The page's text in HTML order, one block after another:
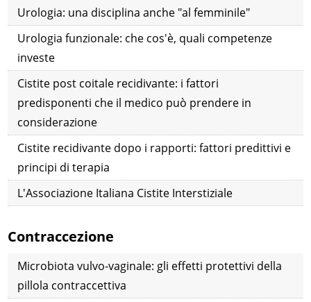
Urologia: una disciplina anche "al femminile"
Urologia funzionale: che cos'è, quali competenze
investe
Cistite post coitale recidivante: i fattori
predisponenti che il medico può prendere in
considerazione
Cistite recidivante dopo i rapporti: fattori predittivi e
principi di terapia
L'Associazione Italiana Cistite Interstiziale
Contraccezione
Microbiota vulvo-vaginale: gli effetti protettivi della
pillola contraccettiva